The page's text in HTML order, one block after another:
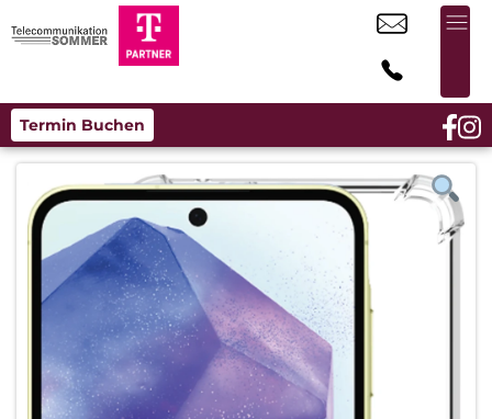
Termin Buchen